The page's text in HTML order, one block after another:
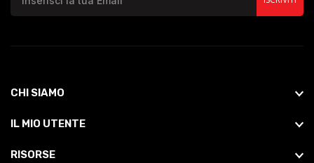
CHI SIAMO
IL MIO UTENTE
RISORSE